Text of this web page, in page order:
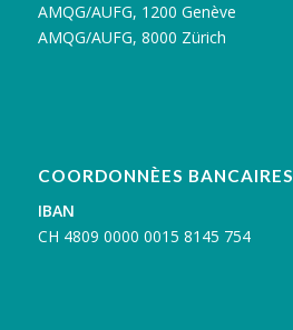
AMQG/AUFG, 1200 Genève
AMQG/AUFG, 8000 Zürich
COORDONNÈES BANCAIRES
IBAN
CH 4809 0000 0015 8145 754